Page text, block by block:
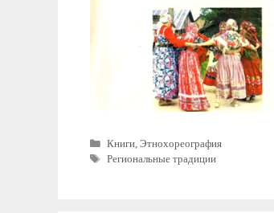
Рубрики
Книги, Этнохореография
Метки
Региональные традиции